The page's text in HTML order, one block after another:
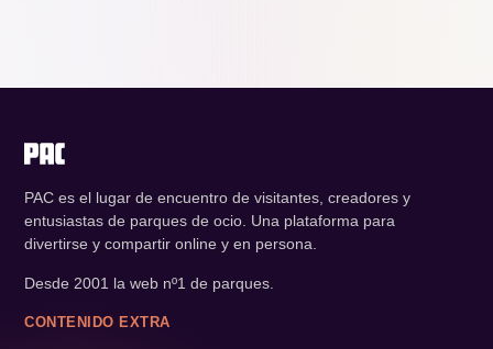
PAC es el lugar de encuentro de visitantes, creadores y
entusiastas de parques de ocio. Una plataforma para
divertirse y compartir online y en persona.
Desde 2001 la web nº1 de parques.
CONTENIDO EXTRA